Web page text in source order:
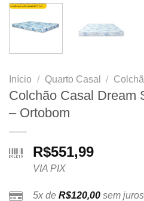
Início / Quarto Casal /
Colchão Casal Dream
– Ortobom
R$551,99
VIA PIX
5x de R$120,00 sem